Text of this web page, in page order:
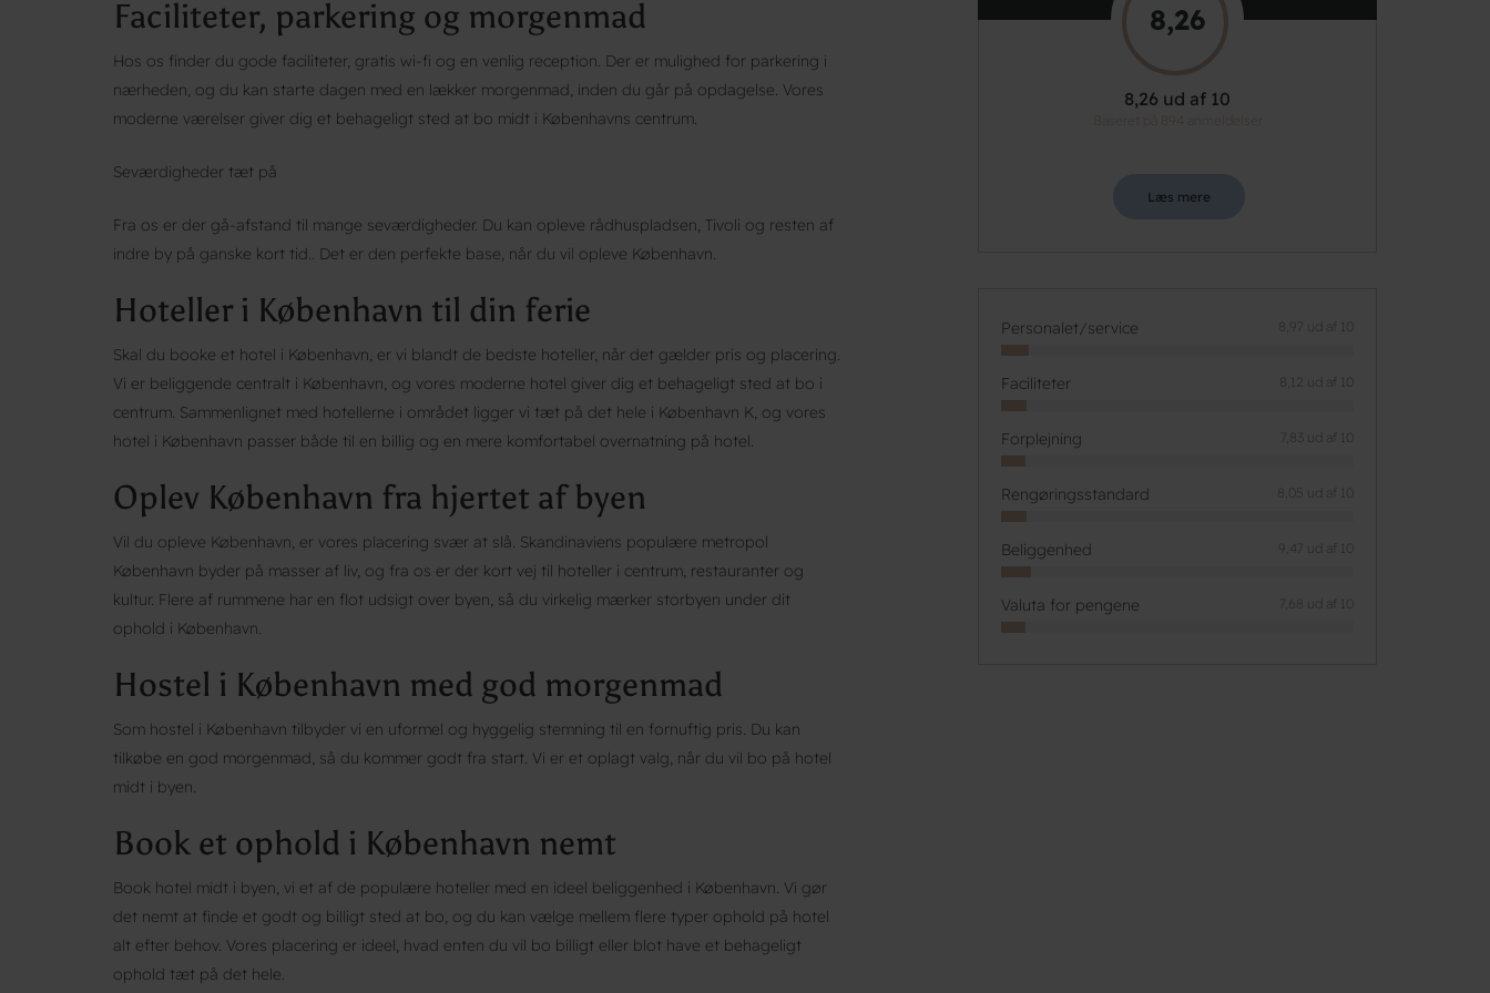
Faciliteter, parkering og morgenmad
Hos os finder du gode faciliteter, gratis wi-fi og en venlig reception. Der er mulighed for parkering i
nærheden, og du kan starte dagen med en lækker morgenmad, inden du går på opdagelse. Vores
moderne værelser giver dig et behageligt sted at bo midt i Københavns centrum.
Seværdigheder tæt på
Fra os er der gå-afstand til mange seværdigheder. Du kan opleve rådhuspladsen, Tivoli og resten af
indre by på ganske kort tid.. Det er den perfekte base, når du vil opleve København.
Hoteller i København til din ferie
Skal du booke et hotel i København, er vi blandt de bedste hoteller, når det gælder pris og placering.
Vi er beliggende centralt i København, og vores moderne hotel giver dig et behageligt sted at bo i
centrum. Sammenlignet med hotellerne i området ligger vi tæt på det hele i København K, og vores
hotel i København passer både til en billig og en mere komfortabel overnatning på hotel.
Oplev København fra hjertet af byen
Vil du opleve København, er vores placering svær at slå. Skandinaviens populære metropol
København byder på masser af liv, og fra os er der kort vej til hoteller i centrum, restauranter og
kultur. Flere af rummene har en flot udsigt over byen, så du virkelig mærker storbyen under dit
ophold i København.
Hostel i København med god morgenmad
Som hostel i København tilbyder vi en uformel og hyggelig stemning til en fornuftig pris. Du kan
tilkøbe en god morgenmad, så du kommer godt fra start. Vi er et oplagt valg, når du vil bo på hotel
midt i byen.
Book et ophold i København nemt
Book hotel midt i byen, vi et af de populære hoteller med en ideel beliggenhed i København. Vi gør
det nemt at finde et godt og billigt sted at bo, og du kan vælge mellem flere typer ophold på hotel
alt efter behov. Vores placering er ideel, hvad enten du vil bo billigt eller blot have et behageligt
ophold tæt på det hele.
8,26
8,26 ud af 10
Baseret på 894 anmeldelser
Læs mere
Personalet/service 8,97 ud af 10
Faciliteter 8,12 ud af 10
Forplejning 7,83 ud af 10
Rengøringsstandard 8,05 ud af 10
Beliggenhed 9,47 ud af 10
Valuta for pengene 7,68 ud af 10